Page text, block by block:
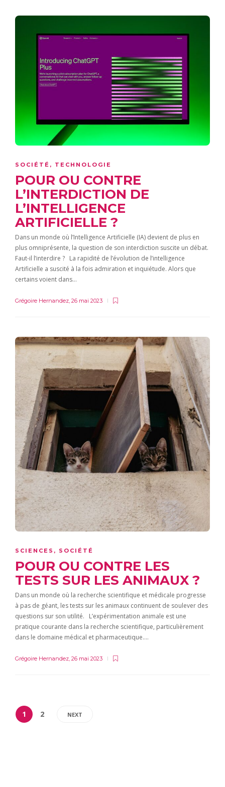
SOCIÉTÉ , TECHNOLOGIE
POUR OU CONTRE
L’INTERDICTION DE
L’INTELLIGENCE
ARTIFICIELLE ?
Dans un monde où l’Intelligence Artificielle (IA) devient de plus en
plus omniprésente, la question de son interdiction suscite un débat.
Faut-il l’interdire ? La rapidité de l’évolution de l’intelligence
Artificielle a suscité à la fois admiration et inquiétude. Alors que
certains voient dans…
Grégoire Hernandez 26 mai 2023
SCIENCES , SOCIÉTÉ
POUR OU CONTRE LES
TESTS SUR LES ANIMAUX ?
Dans un monde où la recherche scientifique et médicale progresse
à pas de géant, les tests sur les animaux continuent de soulever des
questions sur son utilité. L’expérimentation animale est une
pratique courante dans la recherche scientifique, particulièrement
dans le domaine médical et pharmaceutique….
Grégoire Hernandez, 26 mai 2023
1 2 NEXT